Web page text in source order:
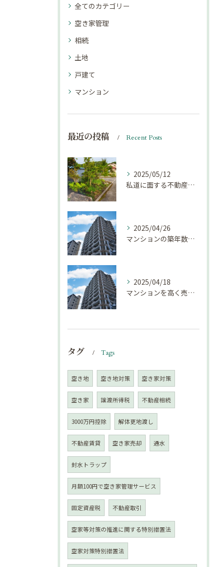
全てのカテゴリー
空き家管理
相続
土地
戸建て
マンション
最近の投稿 Recent Posts
2025/05/12
私道に面する不動産は売却しにくい？｜不動産売却豆知識（第69回）
2025/04/26
マンションの築年数による資産価値の変化とは｜不動産売却豆知識（第68回）
2025/04/18
マンションを高く売却するための注意点！
タグ Tags
空き地 空き地対策 空き家対策
空き家 譲渡所得税 不動産相続
3000万円控除 解体更地渡し
不動産賃貸 空き家売却 通水
封水トラップ
月額100円で空き家管理サービス
固定資産税 不動産取引
空家等対策の推進に関する特別措置法
空家対策特別措置法